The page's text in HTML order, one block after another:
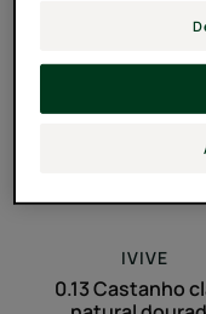
0.13
natural
IVIVE
0.13 Castanho